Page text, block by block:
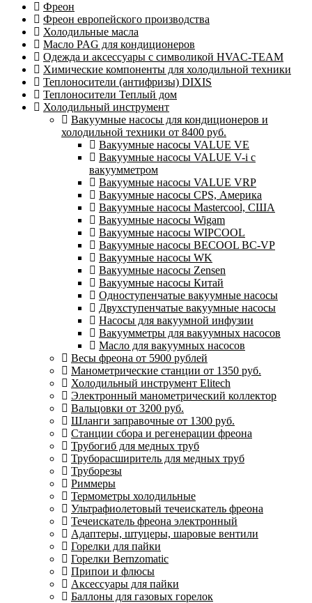
Фреон
Фреон европейского производства
Холодильные масла
Масло PAG для кондиционеров
Одежда и аксессуары с символикой HVAC-TEAM
Химические компоненты для холодильной техники
Теплоносители (антифризы) DIXIS
Теплоносители Теплый дом
Холодильный инструмент
Вакуумные насосы для кондиционеров и
холодильной техники от 8400 руб.
Вакуумные насосы VALUE VE
Вакуумные насосы VALUE V-i с
вакуумметром
Вакуумные насосы VALUE VRP
Вакуумные насосы CPS, Америка
Вакуумные насосы Mastercool, США
Вакуумные насосы Wigam
Вакуумные насосы WIPCOOL
Вакуумные насосы BECOOL BC-VP
Вакуумные насосы WK
Вакуумные насосы Zensen
Вакуумные насосы Китай
Одноступенчатые вакуумные насосы
Двухступенчатые вакуумные насосы
Насосы для вакуумной инфузии
Вакуумметры для вакуумных насосов
Масло для вакуумных насосов
Весы фреона от 5900 рублей
Манометрические станции от 1350 руб.
Холодильный инструмент Elitech
Электронный манометрический коллектор
Вальцовки от 3200 руб.
Шланги заправочные от 1300 руб.
Станции сбора и регенерации фреона
Трубогиб для медных труб
Труборасширитель для медных труб
Труборезы
Риммеры
Термометры холодильные
Ультрафиолетовый течеискатель фреона
Течеискатель фреона электронный
Адаптеры, штуцеры, шаровые вентили
Горелки для пайки
Горелки Bernzomatic
Припои и флюсы
Аксессуары для пайки
Баллоны для газовых горелок